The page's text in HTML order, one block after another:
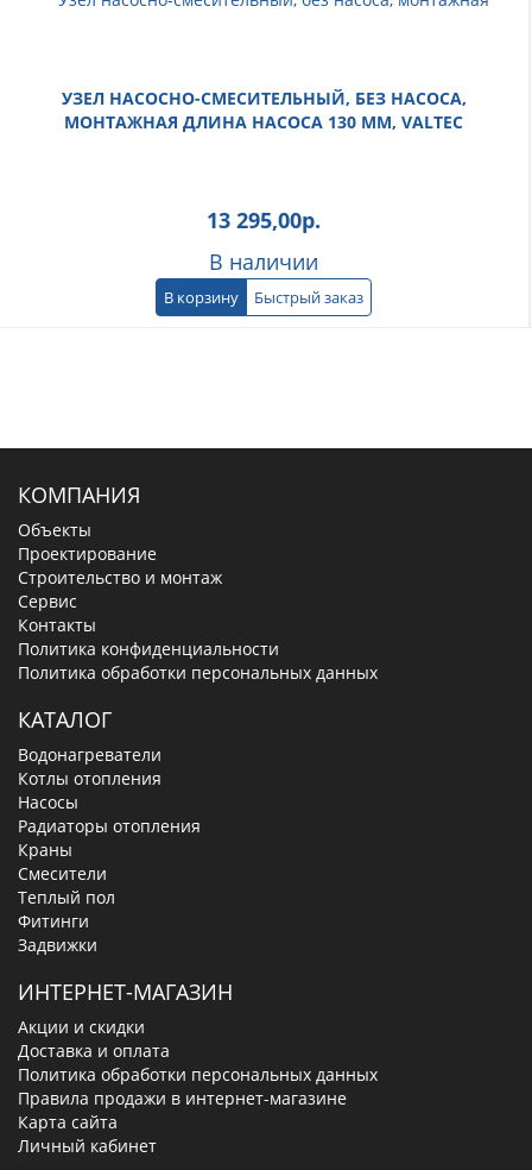
УЗЕЛ НАСОСНО-СМЕСИТЕЛЬНЫЙ, БЕЗ НАСОСА,
МОНТАЖНАЯ ДЛИНА НАСОСА 130 ММ, VALTEC
13 295,00р.
В наличии
В корзину Быстрый заказ
КОМПАНИЯ
Объекты
Проектирование
Строительство и монтаж
Сервис
Контакты
Политика конфиденциальности
Политика обработки персональных данных
КАТАЛОГ
Водонагреватели
Котлы отопления
Насосы
Радиаторы отопления
Краны
Смесители
Теплый пол
Фитинги
Задвижки
ИНТЕРНЕТ-МАГАЗИН
Акции и скидки
Доставка и оплата
Политика обработки персональных данных
Правила продажи в интернет-магазине
Карта сайта
Личный кабинет